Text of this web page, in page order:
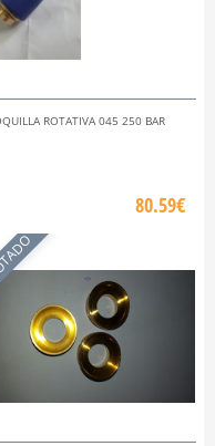
ROTATIVA 045 250 BAR
80.59€